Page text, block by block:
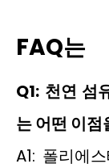
FAQ는
Q1: 천연 섬
는 어떤 이
A1: 폴리에